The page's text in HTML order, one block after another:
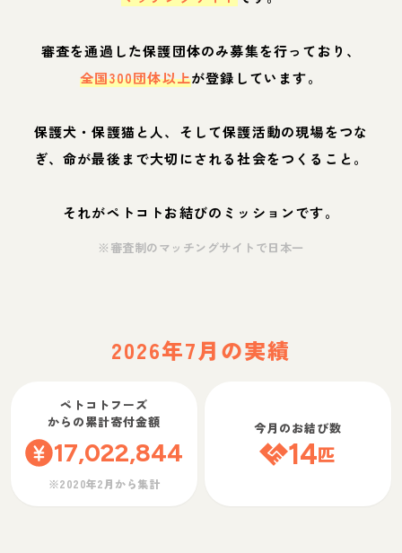
審査を通過した保護団体のみ募集を行っており、
全国300団体以上が登録しています。
保護犬・保護猫と人、そして保護活動の現場をつな
ぎ、命が最後まで大切にされる社会をつくること。
それがペトコトお結びのミッションです。
※審査制のマッチングサイトで日本一
2026年7月の実績
ペトコトフーズ
からの累計寄付金額
17,022,844
※2020年2月から集計
今月のお結び数
14匹